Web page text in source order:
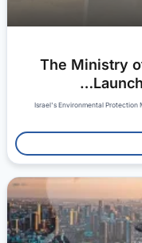
The Ministry
Israel's Environmental Protection